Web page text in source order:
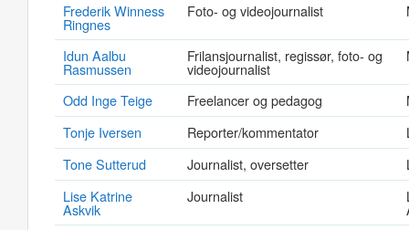
Frederik Winness
Ringnes
Foto- og videojournalist
Idun Aalbu
Rasmussen
Frilansjournalist, regissør, foto- og
videojournalist
Odd Inge Teige Freelancer og pedagog
Tonje Iversen
Reporter/kommentator
Tone Sutterud
Journalist, oversetter
Lise Katrine
Askvik
Journalist